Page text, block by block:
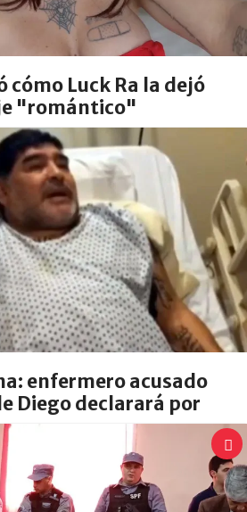
cómo Luck Ra la dejó
"romántico"
enfermero acusado
Diego declarará por